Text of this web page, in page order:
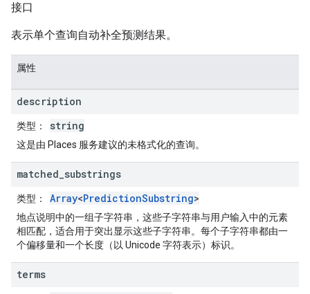
接口
表示单个查询自动补全预测结果。
属性
description
类型 ： string
这是由 Places 服务建议的未格式化的查询。
matched substrings
类型 ： Array<PredictionSubstring>
地点说明中的一组子字符串，这些子字符串与用户输入中的元素
相匹配，适合用于突出显示这些子字符串。每个子字符串都由一
个偏移量和一个长度（以 Unicode 字符表示）标识。
terms